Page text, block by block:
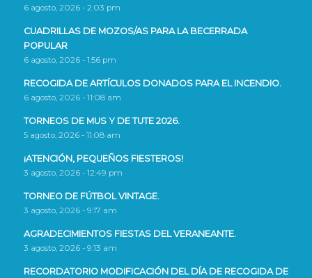
6 agosto, 2026 - 2:03 pm
CUADRILLAS DE MOZOS/AS PARA LA BECERRADA
POPULAR
6 agosto, 2026 - 1:56 pm
RECOGIDA DE ARTÍCULOS DONADOS PARA EL INCENDIO.
6 agosto, 2026 - 11:08 am
TORNEOS DE MUS Y DE TUTE 2026.
5 agosto, 2026 - 11:08 am
¡ATENCIÓN, PEQUEÑOS FIESTEROS!
3 agosto, 2026 - 12:49 pm
TORNEO DE FÚTBOL VINTAGE.
3 agosto, 2026 - 9:17 am
AGRADECIMIENTOS FIESTAS DEL VERANEANTE.
3 agosto, 2026 - 9:13 am
RECORDATORIO MODIFICACIÓN DEL DÍA DE RECOGIDA DE